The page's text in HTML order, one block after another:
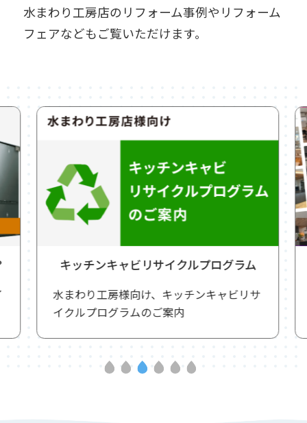
水まわり工房店のリフォーム事例やリフォーム
フェアなどもご覧いただけます。
キッチンキャビリサイクルプログラム
水まわり工房様向け、キッチンキャビリサ
イクルプログラムのご案内